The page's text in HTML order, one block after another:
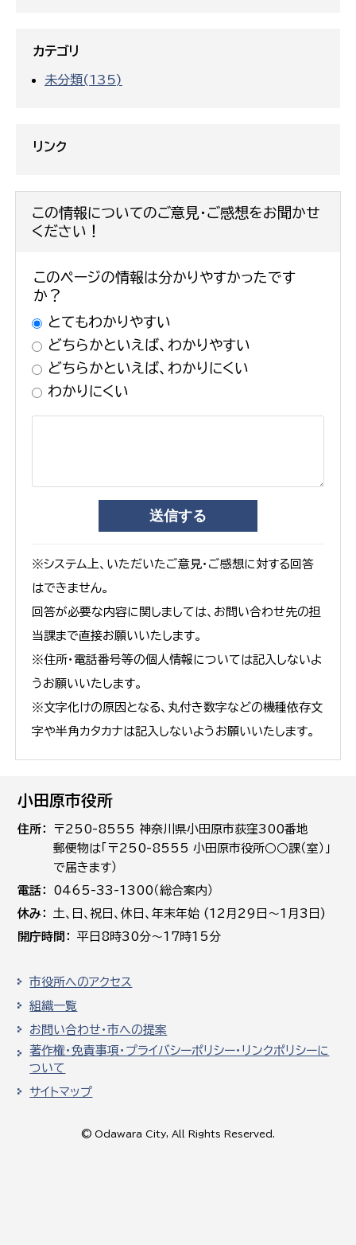
カテゴリ
未分類(135)
リンク
この情報についてのご意見・ご感想をお聞かせ
ください！
このページの情報は分かりやすかったです
か？
とてもわかりやすい
どちらかといえば、わかりやすい
どちらかといえば、わかりにくい
わかりにくい
※システム上、いただいたご意見・ご感想に対する回答
はできません。
回答が必要な内容に関しましては、お問い合わせ先の担
当課まで直接お願いいたします。
※住所・電話番号等の個人情報については記入しないよ
うお願いいたします。
※文字化けの原因となる、丸付き数字などの機種依存文
字や半角カタカナは記入しないようお願いいたします。
小田原市役所
住所
〒250-8555 神奈川県小田原市荻窪300番地
郵便物は「〒250-8555 小田原市役所○○課（室）」
で届きます）
電話
0465-33-1300（総合案内）
休み
土､日､祝日、休日、年末年始 (12月29日～1月3日)
開庁時間
平日8時30分～17時15分
市役所へのアクセス
組織一覧
お問い合わせ・市への提案
著作権・免責事項・プライバシーポリシー・リンクポリシーに
ついて
サイトマップ
© Odawara City, All Rights Reserved.